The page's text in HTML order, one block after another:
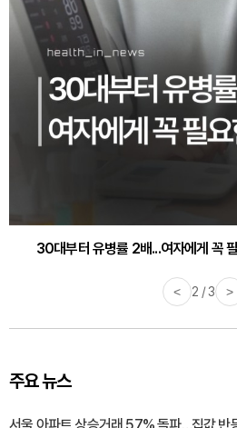
30대부터 유병률 2배...여자에게 꼭
감기·독감 예방하고 면역력 높이는
< 3 / 3 >
주요 뉴스